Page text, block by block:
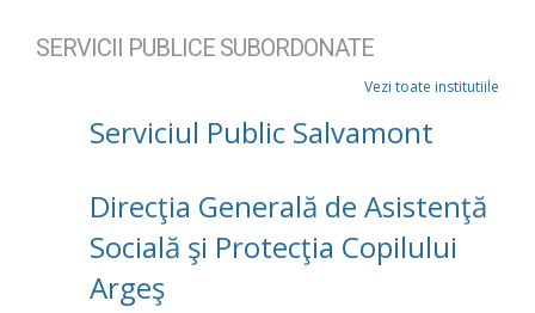
SERVICII PUBLICE SUBORDONATE
Vezi toate institutiile
Serviciul Public Salvamont
Direcţia Generală de Asistenţă
Socială şi Protecţia Copilului
Argeş